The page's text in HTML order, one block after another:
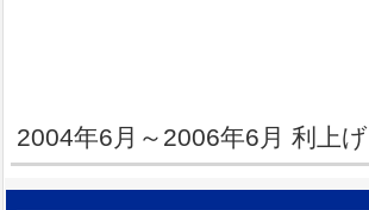
2004年6月～2006年6月 利上げ